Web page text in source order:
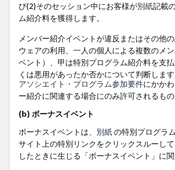
び(2)そのセッション中にお客様が別紙記載
ム紹介料を獲得します。
メンバー紹介イベントが違反またはその他
ウェアの利用、一人の個人による複数のメ
ベント）、甲は特別プログラム紹介料を支
くは悪用があったか否かについて判断します
アソシエイト・プログラム参加要件にかかわ
ー紹介に関連する場合にのみ許可されるもの
(b) ボーナスイベント
ボーナスイベントは、 別紙の特別プログラ
サイト上の特別リンクをクリックスルーし
したときに生じる「ボーナスイベント」に